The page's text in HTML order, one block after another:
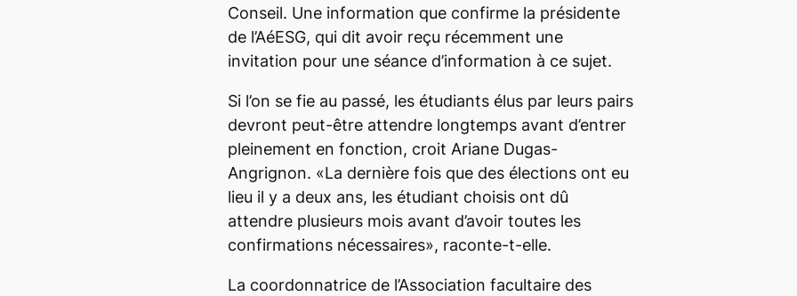
Conseil. Une information que confirme la présidente
de l’AéESG, qui dit avoir reçu récemment une
invitation pour une séance d’information à ce sujet.
Si l’on se fie au passé, les étudiants élus par leurs pairs
devront peut-être attendre longtemps avant d’entrer
pleinement en fonction, croit Ariane Dugas-
Angrignon. «La dernière fois que des élections ont eu
lieu il y a deux ans, les étudiant choisis ont dû
attendre plusieurs mois avant d’avoir toutes les
confirmations nécessaires», raconte-t-elle.
La coordonnatrice de l’Association facultaire des